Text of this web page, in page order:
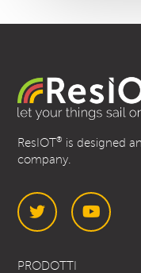
ResIOT® is designed
company.
PRODOTTI